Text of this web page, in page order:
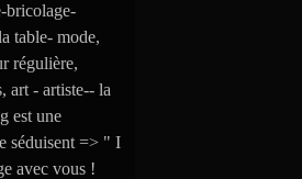
bricolage-
table- mode,
régulière,
art - artiste-- la
est une
séduisent => " I
avec vous !